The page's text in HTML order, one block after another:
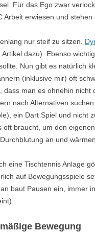
Für das Ego zwar
Arbeit erwiesen und
nur steif zu sitzen.
dazu). Ebenso
Nun gibt es natürlich
(inklusive mir) oft
dass man es ohnehin
nach Alternativen
ein Dart Spiel und nicht
oft braucht, um den
an und
eine Tischtennis Anlage
auf Bewegungsspiele
baut Pausen ein, immer
Bewegung